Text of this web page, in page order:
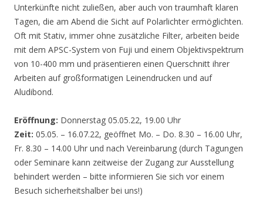
Unterkünfte nicht zuließen, aber auch von traumhaft klaren
Tagen, die am Abend die Sicht auf Polarlichter ermöglichten.
Oft mit Stativ, immer ohne zusätzliche Filter, arbeiten beide
mit dem APSC-System von Fuji und einem Objektivspektrum
von 10-400 mm und präsentieren einen Querschnitt ihrer
Arbeiten auf großformatigen Leinendrucken und auf
Aludibond.
Eröffnung: Donnerstag 05.05.22, 19.00 Uhr
Zeit: 05.05. – 16.07.22, geöffnet Mo. – Do. 8.30 – 16.00 Uhr,
Fr. 8.30 – 14.00 Uhr und nach Vereinbarung (durch Tagungen
oder Seminare kann zeitweise der Zugang zur Ausstellung
behindert werden – bitte informieren Sie sich vor einem
Besuch sicherheitshalber bei uns!)